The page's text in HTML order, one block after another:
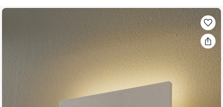
Zum
Bildgalerie
springen